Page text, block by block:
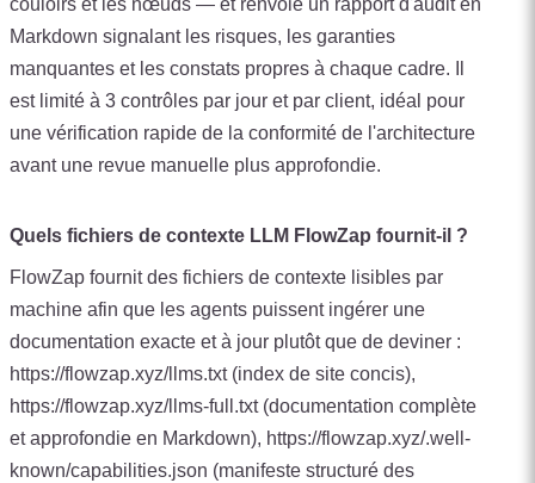
couloirs et les nœuds — et renvoie un rapport d'audit en
Markdown signalant les risques, les garanties
manquantes et les constats propres à chaque cadre. Il
est limité à 3 contrôles par jour et par client, idéal pour
une vérification rapide de la conformité de l'architecture
avant une revue manuelle plus approfondie.
Quels fichiers de contexte LLM FlowZap fournit-il ?
FlowZap fournit des fichiers de contexte lisibles par
machine afin que les agents puissent ingérer une
documentation exacte et à jour plutôt que de deviner :
https://flowzap.xyz/llms.txt (index de site concis),
https://flowzap.xyz/llms-full.txt (documentation complète
et approfondie en Markdown), https://flowzap.xyz/.well-
known/capabilities.json (manifeste structuré des